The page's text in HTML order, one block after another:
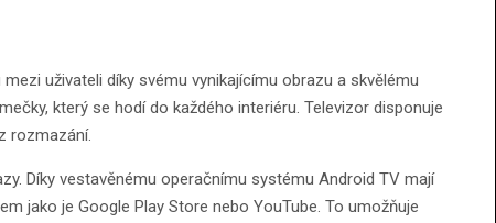
uživateli díky svému vynikajícímu obrazu a skvělému
který se hodí do každého interiéru. Televizor disponuje
rozmazání.
Díky vestavěnému operačnímu systému Android TV mají
jako je Google Play Store nebo YouTube. To umožňuje